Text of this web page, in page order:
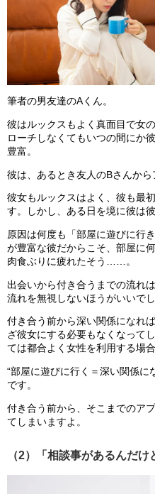
筆者の男友達のAくん。
彼はルックスもよく真面目で女
ローチしなくてもいつの間にか
豊富。
彼は、あるとき友人のBさんから
彼女もルックスはよく、彼も最
す。しかし、ある日を境に彼は
原因は何度も「部屋に遊びに行
が豊富な彼だからこそ、部屋に
肉食ぶりに疲れたそう……。
出会いから付き合うまでの流れ
流れを無視しないほうがいいでし
付き合う前から深い関係になれ
ざ彼女にする必要もなくなって
ては都合よく女性を利用する場
“部屋に遊びに行く＝深い関係に
です。
付き合う前から、そこまでのア
てしまいますよ。
（2）「相談事があるんだ